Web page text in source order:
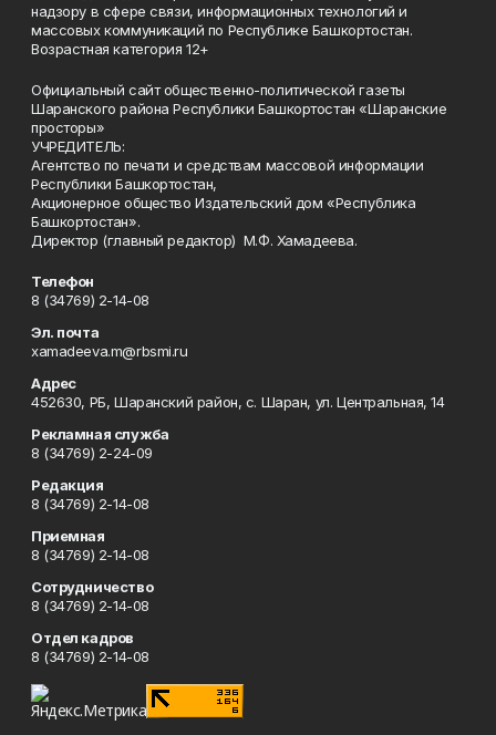
надзору в сфере связи, информационных технологий и
массовых коммуникаций по Республике Башкортостан.
Возрастная категория 12+
Официальный сайт общественно-политической газеты
Шаранского района Республики Башкортостан «Шаранские
просторы»
УЧРЕДИТЕЛЬ:
Агентство по печати и средствам массовой информации
Республики Башкортостан,
Акционерное общество Издательский дом «Республика
Башкортостан».
Директор (главный редактор) М.Ф. Хамадеева.
Телефон
8 (34769) 2-14-08
Эл. почта
xamadeeva.m@rbsmi.ru
Адрес
452630, РБ, Шаранский район, с. Шаран, ул. Центральная, 14
Рекламная служба
8 (34769) 2-24-09
Редакция
8 (34769) 2-14-08
Приемная
8 (34769) 2-14-08
Сотрудничество
8 (34769) 2-14-08
Отдел кадров
8 (34769) 2-14-08